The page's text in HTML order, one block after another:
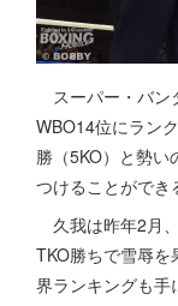
スーパー・バン
WBO14位にラン
勝（5KO）と勢
つけることができ
久我は昨年2月
TKO勝ちで雪辱
界ランキングも手